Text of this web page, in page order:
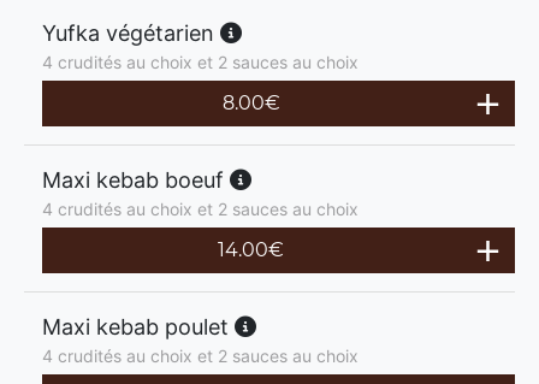
Yufka végétarien
4 crudités au choix et 2 sauces au choix
8.00€
Maxi kebab boeuf
4 crudités au choix et 2 sauces au choix
14.00€
Maxi kebab poulet
4 crudités au choix et 2 sauces au choix